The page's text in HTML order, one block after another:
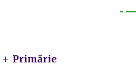
Primărie